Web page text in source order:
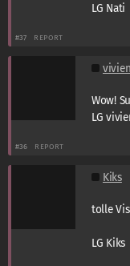
LG Nati
#37 REPORT
Wow!
LG
#36 REPORT
Kiks
tolle
LG Kiks